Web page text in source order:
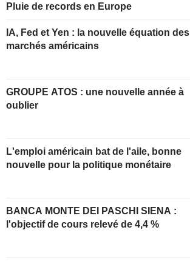
Pluie de records en Europe
IA, Fed et Yen : la nouvelle équation des
marchés américains
GROUPE ATOS : une nouvelle année à
oublier
L'emploi américain bat de l'aile, bonne
nouvelle pour la politique monétaire
BANCA MONTE DEI PASCHI SIENA :
l'objectif de cours relevé de 4,4 %